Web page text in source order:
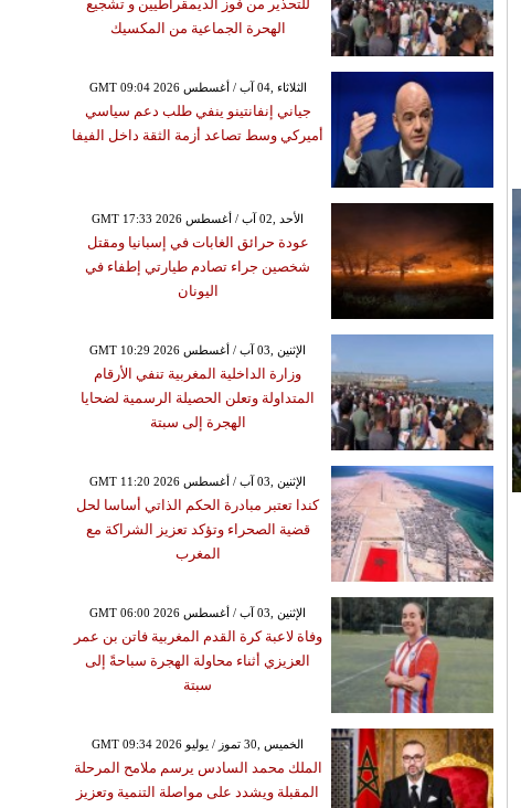
للتحذير من فوز الديمقراطيين و تشجيع
الهحرة الجماعية من المكسيك
GMT 09:04 2026 الثلاثاء ,04 آب / أغسطس
جياني إنفانتينو ينفي طلب دعم سياسي
أميركي وسط تصاعد أزمة الثقة داخل الفيفا
GMT 17:33 2026 الأحد ,02 آب / أغسطس
عودة حرائق الغابات في إسبانيا ومقتل
شخصين جراء تصادم طيارتي إطفاء في
اليونان
GMT 10:29 2026 الإثنين ,03 آب / أغسطس
وزارة الداخلية المغربية تنفي الأرقام
المتداولة وتعلن الحصيلة الرسمية لضحايا
الهجرة إلى سبتة
GMT 11:20 2026 الإثنين ,03 آب / أغسطس
كندا تعتبر مبادرة الحكم الذاتي أساسا لحل
قضية الصحراء وتؤكد تعزيز الشراكة مع
المغرب
GMT 06:00 2026 الإثنين ,03 آب / أغسطس
وفاة لاعبة كرة القدم المغربية فاتن بن عمر
العزيزي أثناء محاولة الهجرة سباحةً إلى
سبتة
GMT 09:34 2026 الخميس ,30 تموز / يوليو
الملك محمد السادس يرسم ملامح المرحلة
المقبلة ويشدد على مواصلة التنمية وتعزيز